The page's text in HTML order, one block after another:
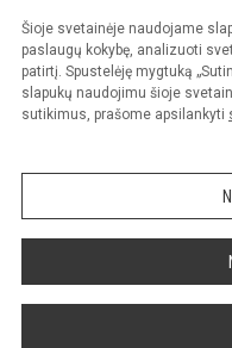
Šioje svetainėje naudojame
paslaugų kokybę, analizuoti
patirtį. Spustelėję mygtuką
slapukų naudojimu šioje
sutikimus, prašome apsilankyti
© 2021. Vilniaus Žygimanto
Kopijuoti turinį be raštiško
Versija